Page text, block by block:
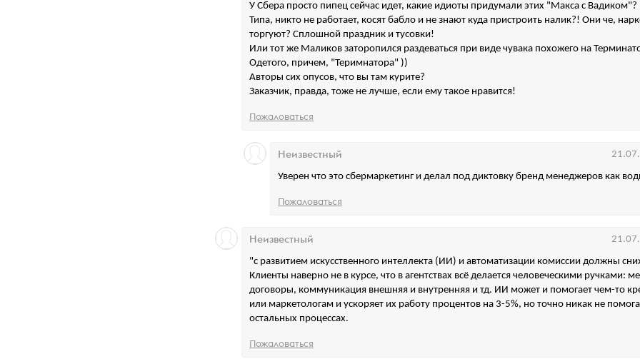
У Сбера просто пипец сейчас идет, какие идиоты придумали этих "Макса с Вадиком"?
Типа, никто не работает, косят бабло и не знают куда пристроить налик?! Они че,
торгуют? Сплошной праздник и тусовки!
Или тот же Маликов заторопился раздеваться при виде чувака похожего на
Одетого, причем, "Теримнатора" ))
Авторы сих опусов, что вы там курите?
Заказчик, правда, тоже не лучше, если ему такое нравится!
Пожаловаться
Уверен что это сбермаркетинг и делал под диктовку бренд менеджеров как
Неизвестный
Пожаловаться
"с развитием искусственного интеллекта (ИИ) и автоматизации комиссии должны
Клиенты наверно не в курсе, что в агентствах всё делается человеческими ручками:
договоры, коммуникация внешняя и внутренняя и тд. ИИ может и помогает чем-то
или маркетологам и ускоряет их работу процентов на 3-5%, но точно никак не
остальных процессах.
Неизвестный
Пожаловаться